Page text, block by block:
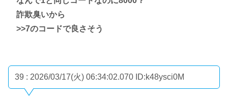
詐欺臭いから
>>7のコードで良さそう
39 : 2026/03/17(火) 06:34:02.070 ID:k48ysci0M